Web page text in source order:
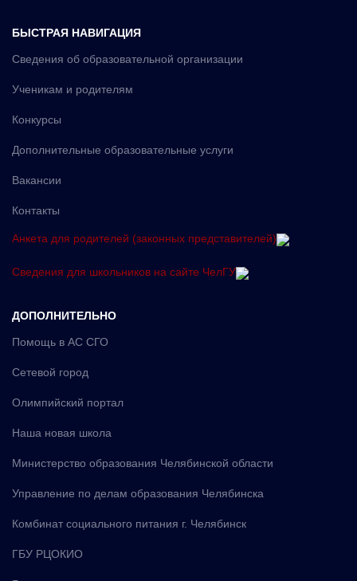
БЫСТРАЯ НАВИГАЦИЯ
Сведения об образовательной организации
Ученикам и родителям
Конкурсы
Дополнительные образовательные услуги
Вакансии
Контакты
Анкета для родителей (законных представителей)
Сведения для школьников на сайте ЧелГУ
ДОПОЛНИТЕЛЬНО
Помощь в АС СГО
Сетевой город
Олимпийский портал
Наша новая школа
Министерство образования Челябинской области
Управление по делам образования Челябинска
Комбинат социального питания г. Челябинск
ГБУ РЦОКИО